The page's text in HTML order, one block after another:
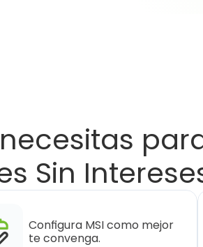
Sin
Configura MSI como mejor
te convenga.